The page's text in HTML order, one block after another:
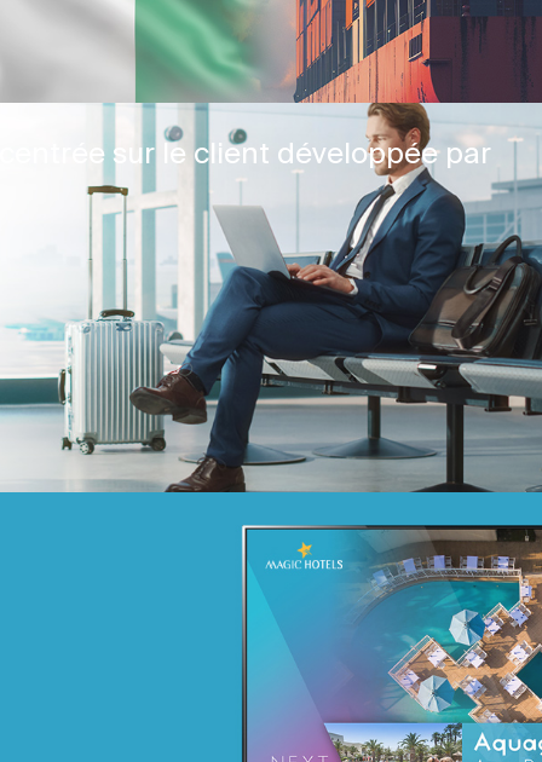
sur le client développée par